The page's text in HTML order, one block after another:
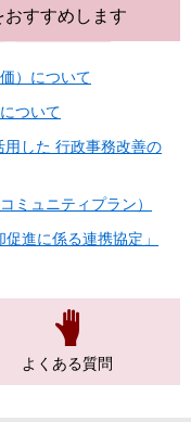
おすすめします
）について
ついて
用した 行政事務改善の
ミュニティプラン）
進に係る連携協定」
よくある質問